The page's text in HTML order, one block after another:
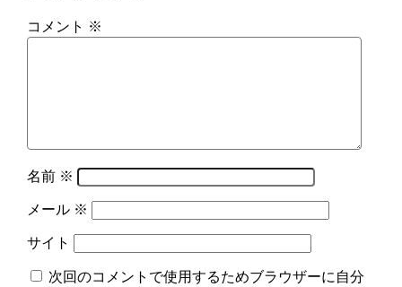
コメント ※
名前 ※
メール ※
サイト
次回のコメントで使用するためブラウザーに自分